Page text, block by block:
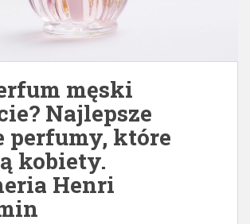
męski
Najlepsze
perfumy, które
kobiety.
Henri